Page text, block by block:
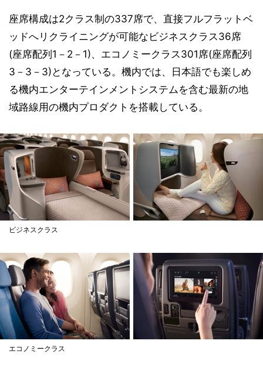
座席構成は2クラス制の337席で、直接フルフラットベ
ッドへリクライニングが可能なビジネスクラス36席
(座席配列1－2－1)、エコノミークラス301席(座席配列
3－3－3)となっている。機内では、日本語でも楽しめ
る機内エンターテインメントシステムを含む最新の地
域路線用の機内プロダクトを搭載している。
ビジネスクラス
エコノミークラス